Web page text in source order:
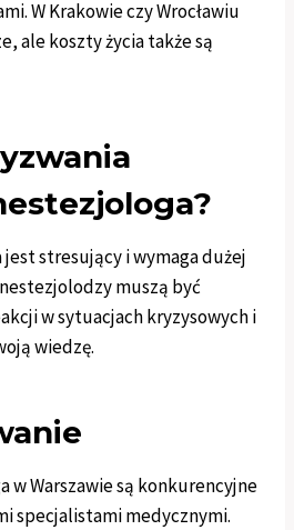
W Krakowie czy Wrocławiu
ale koszty życia także są
stresujący i wymaga dużej
muszą być
w sytuacjach kryzysowych i
wiedzę.
w Warszawie są konkurencyjne
specjalistami medycznymi.